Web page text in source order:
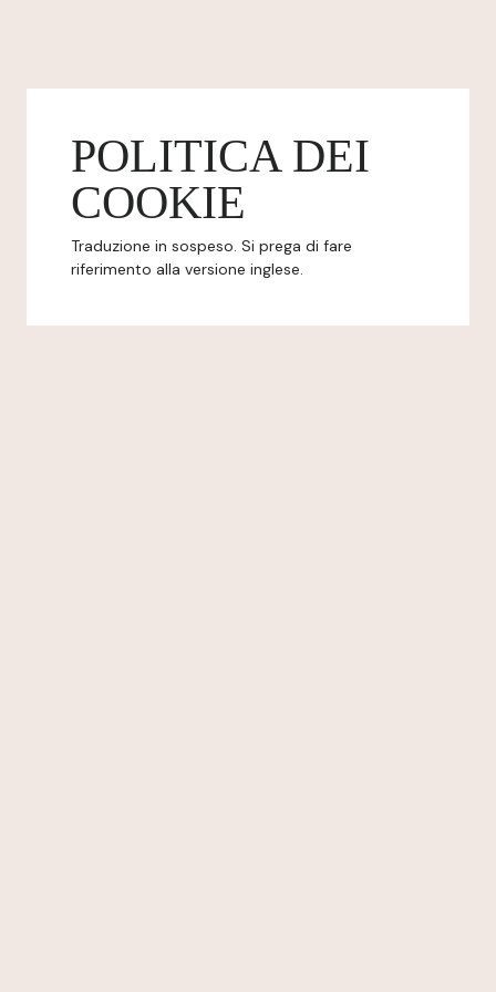
POLITICA DEI
COOKIE
Traduzione in sospeso. Si prega di fare
riferimento alla versione inglese.